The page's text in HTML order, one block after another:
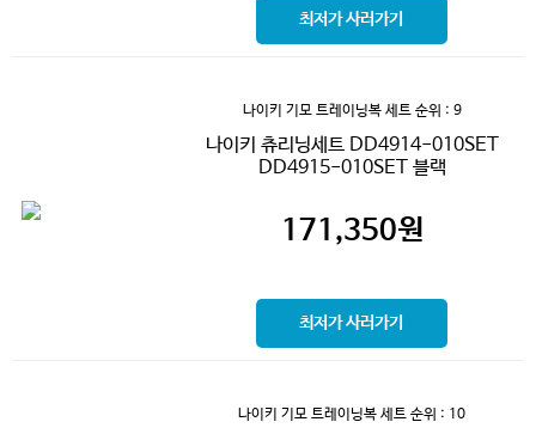
최저가 사러가기
나이키 기모 트레이닝복 세트순위 : 9
나이키 츄리닝세트 DD4914-010SET
DD4915-010SET 블랙
171,350원
최저가 사러가기
나이키 기모 트레이닝복 세트 순위 : 10